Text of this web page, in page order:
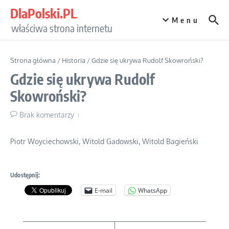
DlaPolski.PL
właściwa strona internetu
Menu
Strona główna / Historia /Gdzie się ukrywa Rudolf Skowroński?
Gdzie się ukrywa Rudolf
Skowroński?
Brak komentarzy
Piotr Woyciechowski, Witold Gadowski, Witold Bagieński
Udostępnij:
E-mail WhatsApp